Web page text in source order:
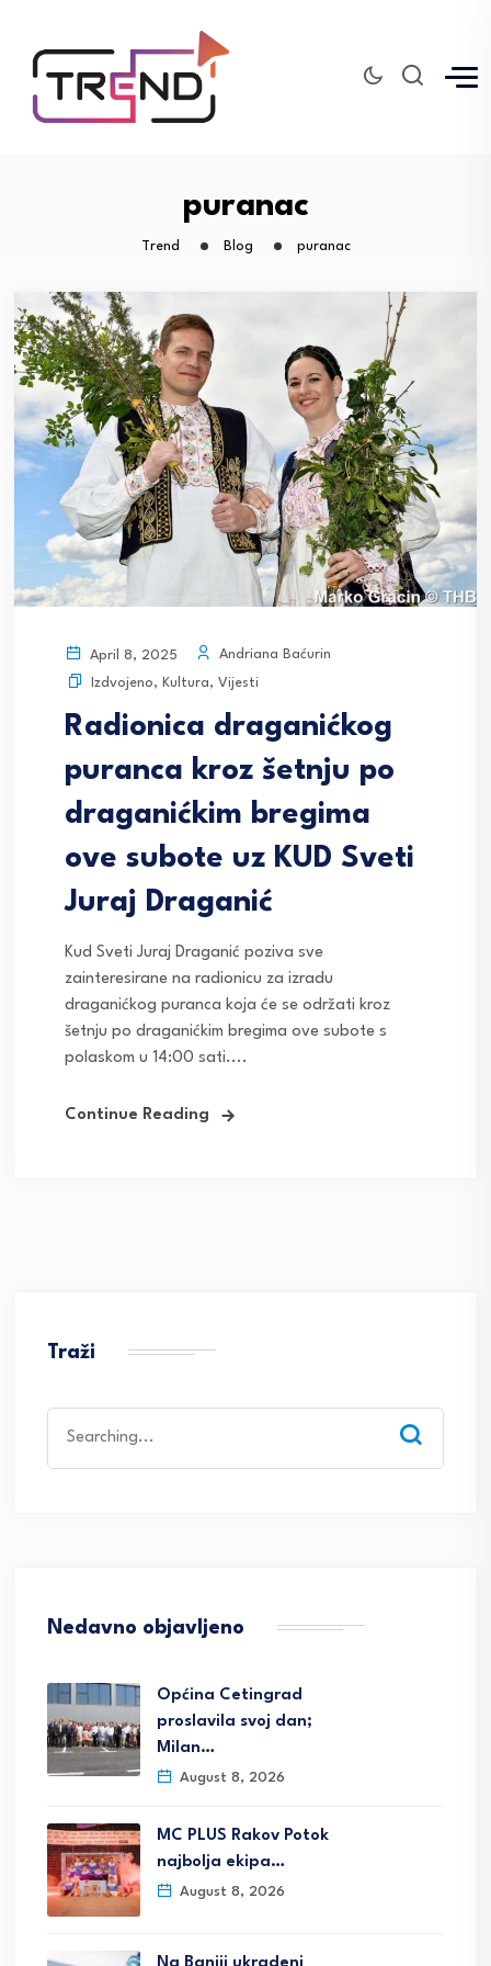
puranac
Trend Blog puranac
April 8, 2025
Andriana Baćurin
Izdvojeno, Kultura, Vijesti
Radionica draganićkog
puranca kroz šetnju po
draganićkim bregima
ove subote uz KUD Sveti
Juraj Draganić
Kud Sveti Juraj Draganić poziva sve
zainteresirane na radionicu za izradu
draganićkog puranca koja će se održati kroz
šetnju po draganićkim bregima ove subote s
polaskom u 14:00 sati....
Continue Reading
Traži
for:
Nedavno objavljeno
Općina Cetingrad
proslavila svoj dan;
Milan…
August 8, 2026
MC PLUS Rakov Potok
najbolja ekipa…
August 8, 2026